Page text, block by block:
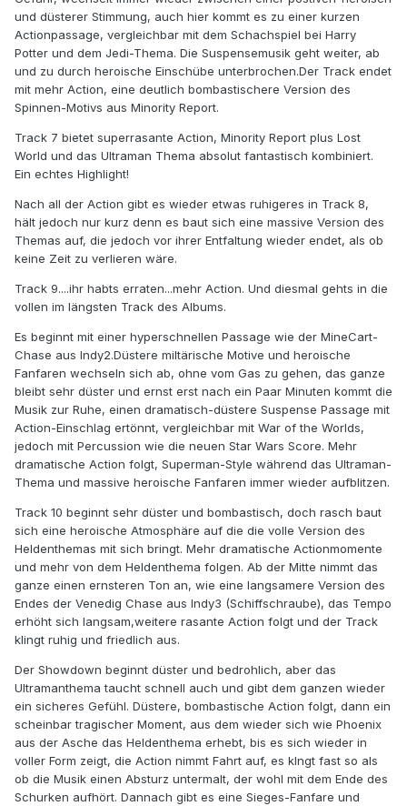
und düsterer Stimmung, auch hier kommt es zu einer kurzen
Actionpassage, vergleichbar mit dem Schachspiel bei Harry
Potter und dem Jedi-Thema. Die Suspensemusik geht weiter, ab
und zu durch heroische Einschübe unterbrochen.Der Track endet
mit mehr Action, eine deutlich bombastischere Version des
Spinnen-Motivs aus Minority Report.
Track 7 bietet superrasante Action, Minority Report plus Lost
World und das Ultraman Thema absolut fantastisch kombiniert.
Ein echtes Highlight!
Nach all der Action gibt es wieder etwas ruhigeres in Track 8,
hält jedoch nur kurz denn es baut sich eine massive Version des
Themas auf, die jedoch vor ihrer Entfaltung wieder endet, als ob
keine Zeit zu verlieren wäre.
Track 9....ihr habts erraten...mehr Action. Und diesmal gehts in die
vollen im längsten Track des Albums.
Es beginnt mit einer hyperschnellen Passage wie der MineCart-
Chase aus Indy2.Düstere miltärische Motive und heroische
Fanfaren wechseln sich ab, ohne vom Gas zu gehen, das ganze
bleibt sehr düster und ernst erst nach ein Paar Minuten kommt die
Musik zur Ruhe, einen dramatisch-düstere Suspense Passage mit
Action-Einschlag ertönnt, vergleichbar mit War of the Worlds,
jedoch mit Percussion wie die neuen Star Wars Score. Mehr
dramatische Action folgt, Superman-Style während das Ultraman-
Thema und massive heroische Fanfaren immer wieder aufblitzen.
Track 10 beginnt sehr düster und bombastisch, doch rasch baut
sich eine heroische Atmosphäre auf die die volle Version des
Heldenthemas mit sich bringt. Mehr dramatische Actionmomente
und mehr von dem Heldenthema folgen. Ab der Mitte nimmt das
ganze einen ernsteren Ton an, wie eine langsamere Version des
Endes der Venedig Chase aus Indy3 (Schiffschraube), das Tempo
erhöht sich langsam,weitere rasante Action folgt und der Track
klingt ruhig und friedlich aus.
Der Showdown beginnt düster und bedrohlich, aber das
Ultramanthema taucht schnell auch und gibt dem ganzen wieder
ein sicheres Gefühl. Düstere, bombastische Action folgt, dann ein
scheinbar tragischer Moment, aus dem wieder sich wie Phoenix
aus der Asche das Heldenthema erhebt, bis es sich wieder in
voller Form zeigt, die Action nimmt Fahrt auf, es klngt fast so als
ob die Musik einen Absturz untermalt, der wohl mit dem Ende des
Schurken aufhört. Dannach gibt es eine Sieges-Fanfare und